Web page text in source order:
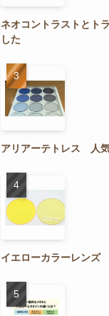
ネオコントラストとト
した
アリアーテトレス 人
イエローカラーレンズ